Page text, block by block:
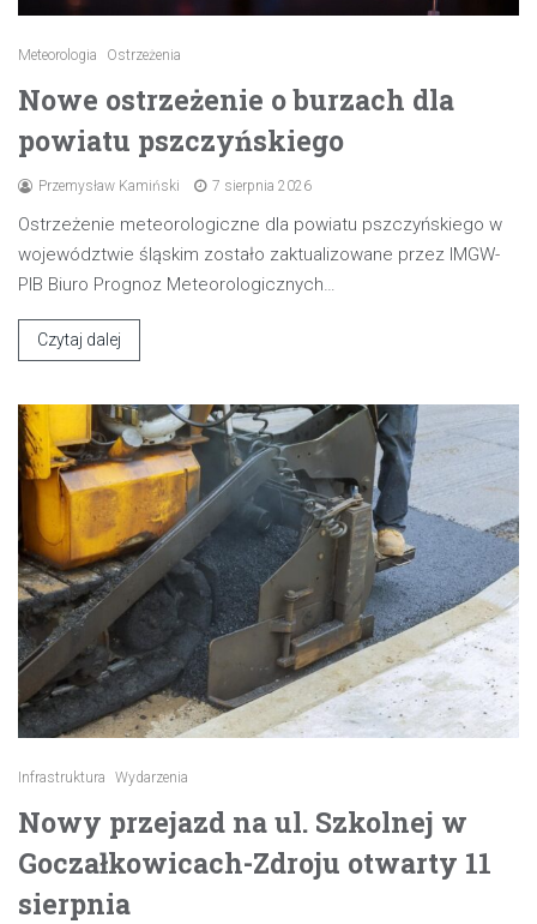
Meteorologia Ostrzeżenia
Nowe ostrzeżenie o burzach dla
powiatu pszczyńskiego
Przemysław Kamiński 7 sierpnia 2026
Ostrzeżenie meteorologiczne dla powiatu pszczyńskiego w
województwie śląskim zostało zaktualizowane przez IMGW-
PIB Biuro Prognoz Meteorologicznych…
Czytaj dalej
Infrastruktura Wydarzenia
Nowy przejazd na ul. Szkolnej w
Goczałkowicach-Zdroju otwarty 11
sierpnia